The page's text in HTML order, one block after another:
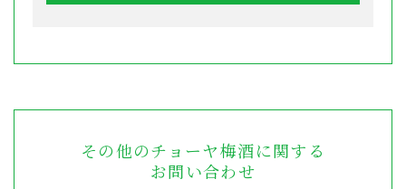
その他のチョーヤ梅酒に関する
お問い合わせ